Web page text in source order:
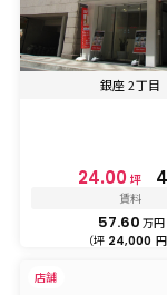
銀座 2丁目
24.00 坪 4
賃料
57.60 万円
（坪 24,000 円
店舗